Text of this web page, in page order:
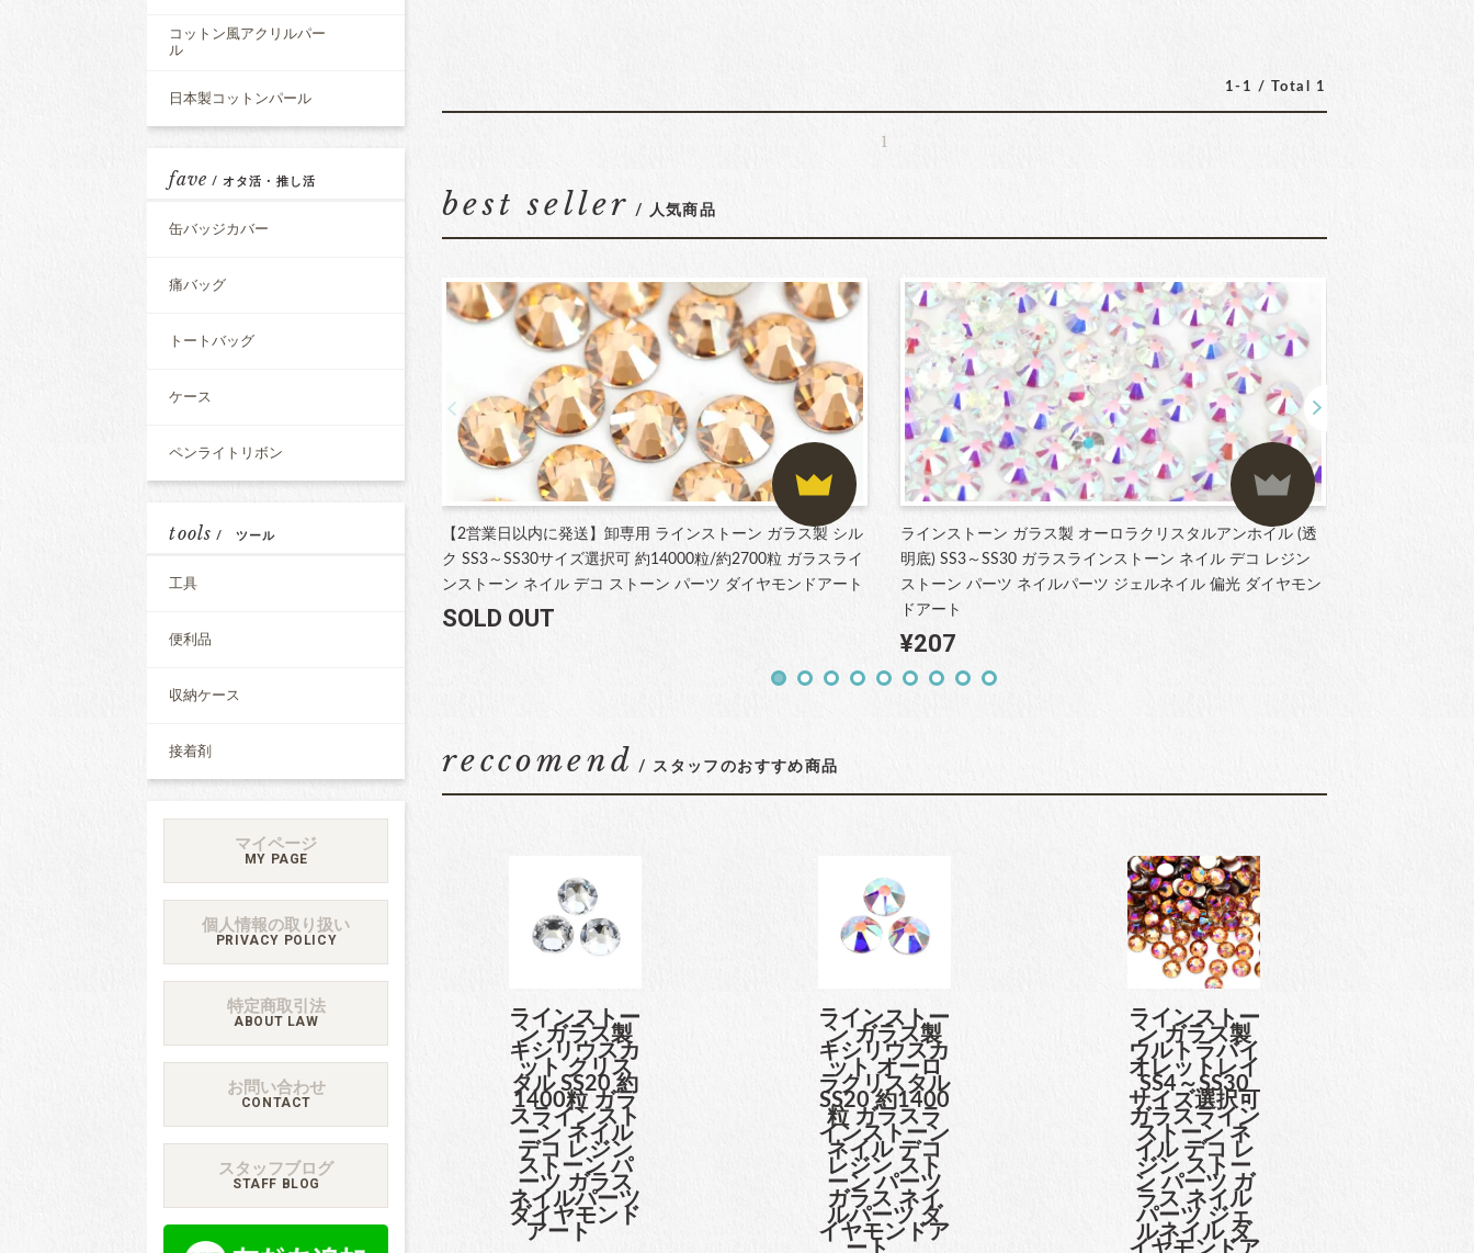
1-1 / Total 1
1
best seller / 人気商品
【2営業日以内に発送】卸専用 ラインストーン ガラス製 シル
ク SS3～SS30サイズ選択可 約14000粒/約2700粒 ガラスライ
ンストーン ネイル デコ ストーン パーツ ダイヤモンドアート
SOLD OUT
ラインストーン ガラス製 オーロラクリスタルアンホイル (透
明底) SS3～SS30 ガラスラインストーン ネイル デコ レジン
ストーン パーツ ネイルパーツ ジェルネイル 偏光 ダイヤモン
ドアート
¥207
reccomend / スタッフのおすすめ商品
ラインストー
ン ガラス製
キシリウスカ
ット クリス
タル SS20 約
1400粒 ガラ
スラインスト
ーン ネイル
デコ レジン
ストーン パ
ーツ ガラス
ネイルパーツ
ダイヤモンド
アート
ラインストー
ン ガラス製
キシリウスカ
ット オーロ
ラクリスタル
SS20 約1400
粒 ガラスラ
インストーン
ネイル デコ
レジン スト
ーン パーツ
ガラス ネイ
ルパーツ ダ
イヤモンドア
ート
ラインストー
ン ガラス製
ウルトラバイ
オレットレイ
SS4～SS30
サイズ選択可
ガラスライン
ストーン ネ
イル デコ レ
ジン ストー
ン パーツ ガ
ラス ネイル
パーツ ジェ
ルネイル ダ
イヤモンドア
コットン風アクリルパー
ル
日本製コットンパール
fave / オタ活・推し活
缶バッジカバー
痛バッグ
トートバッグ
ケース
ペンライトリボン
tools / ツール
工具
便利品
収納ケース
接着剤
マイページ
MY PAGE
個人情報の取り扱い
PRIVACY POLICY
特定商取引法
ABOUT LAW
お問い合わせ
CONTACT
スタッフブログ
STAFF BLOG